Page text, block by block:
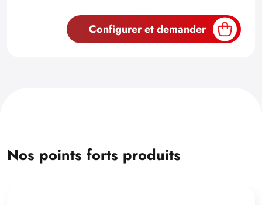
Configurer et demander
Nos points forts produits